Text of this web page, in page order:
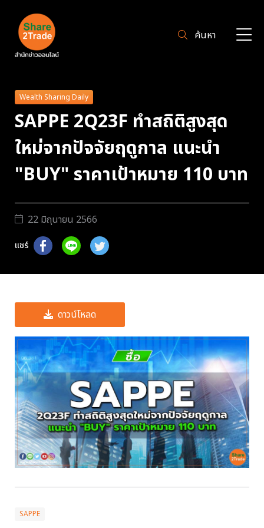
ค้นหา
Wealth Sharing Daily
SAPPE 2Q23F ทำสถิติสูงสุด
ใหม่จากปัจจัยฤดูกาล แนะนำ
"BUY" ราคาเป้าหมาย 110 บาท
22 มิถุนายน 2566
แชร์
ดาวน์โหลด
SAPPE